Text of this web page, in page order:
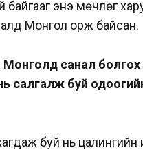
байгааг энэ мөчлөг
Монгол орж байсан.
санал болгох
буй одоогийн
буй нь цалингийн